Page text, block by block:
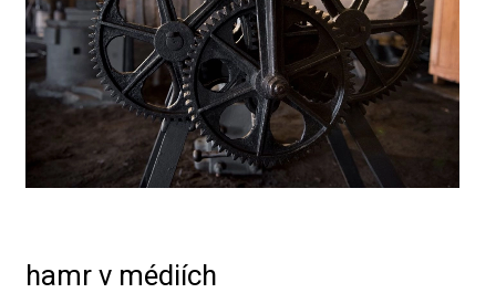
hamr v médiích